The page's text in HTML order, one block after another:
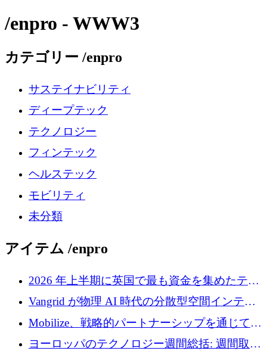
/enpro - WWW3
カテゴリー /enpro
サステイナビリティ
ディープテック
テクノロジー
フィンテック
ヘルステック
モビリティ
未分類
アイテム /enpro
2026 年上半期に英国で最も資金を集めたテク
ノロジー企業
Vangrid が物理 AI 時代の分散型空間インテリ
ジェンス ネットワークを構築するために 900
万ドルのシードを調達
Mobilize、戦略的パートナーシップを通じて通
信ソフトウェア会社を拡大するための投資部
ヨーロッパのテクノロジー週間総括: 週間取引